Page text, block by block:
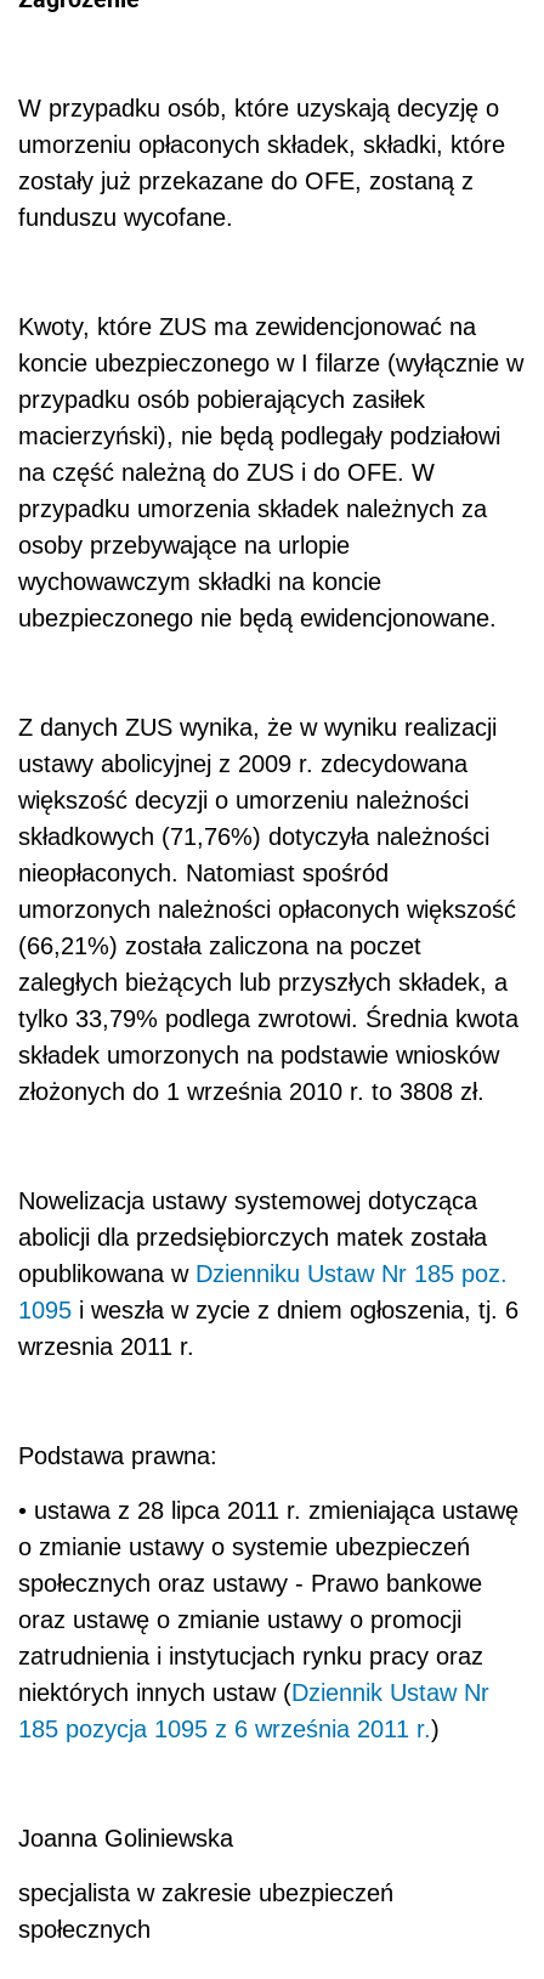
W przypadku osób, które uzyskają decyzję o
umorzeniu opłaconych składek, składki, które
zostały już przekazane do OFE, zostaną z
funduszu wycofane.
Kwoty, które ZUS ma zewidencjonować na
koncie ubezpieczonego w I filarze (wyłącznie w
przypadku osób pobierających zasiłek
macierzyński), nie będą podlegały podziałowi
na część należną do ZUS i do OFE. W
przypadku umorzenia składek należnych za
osoby przebywające na urlopie
wychowawczym składki na koncie
ubezpieczonego nie będą ewidencjonowane.
Z danych ZUS wynika, że w wyniku realizacji
ustawy abolicyjnej z 2009 r. zdecydowana
większość decyzji o umorzeniu należności
składkowych (71,76%) dotyczyła należności
nieopłaconych. Natomiast spośród
umorzonych należności opłaconych większość
(66,21%) została zaliczona na poczet
zaległych bieżących lub przyszłych składek, a
tylko 33,79% podlega zwrotowi. Średnia kwota
składek umorzonych na podstawie wniosków
złożonych do 1 września 2010 r. to 3808 zł.
Nowelizacja ustawy systemowej dotycząca
abolicji dla przedsiębiorczych matek została
opublikowana w Dzienniku Ustaw Nr 185 poz.
1095 i weszła w zycie z dniem ogłoszenia, tj. 6
wrzesnia 2011 r.
Podstawa prawna:
• ustawa z 28 lipca 2011 r. zmieniająca ustawę
o zmianie ustawy o systemie ubezpieczeń
społecznych oraz ustawy - Prawo bankowe
oraz ustawę o zmianie ustawy o promocji
zatrudnienia i instytucjach rynku pracy oraz
niektórych innych ustaw (Dziennik Ustaw Nr
185 pozycja 1095 z 6 września 2011 r.)
Joanna Goliniewska
specjalista w zakresie ubezpieczeń
społecznych